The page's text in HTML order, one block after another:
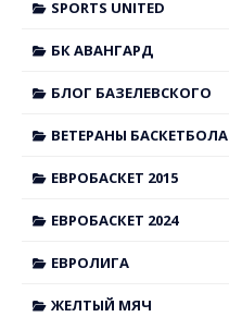
SPORTS UNITED
БК АВАНГАРД
БЛОГ БАЗЕЛЕВСКОГО
ВЕТЕРАНЫ БАСКЕТБОЛА
ЕВРОБАСКЕТ 2015
ЕВРОБАСКЕТ 2024
ЕВРОЛИГА
ЖЕЛТЫЙ МЯЧ